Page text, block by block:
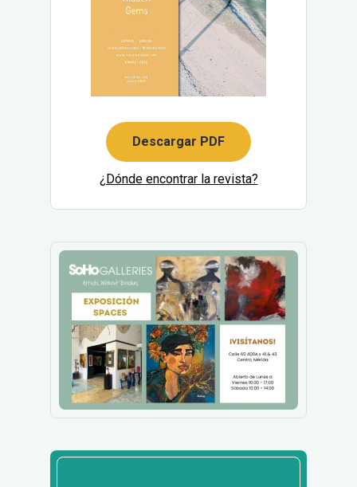
Descargar PDF
¿Dónde encontrar la revista?